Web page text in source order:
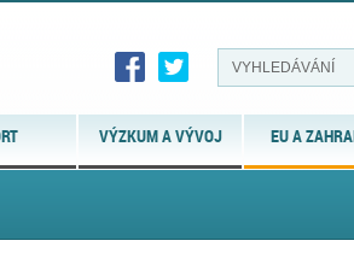
VÝZKUM A VÝVOJ EU A